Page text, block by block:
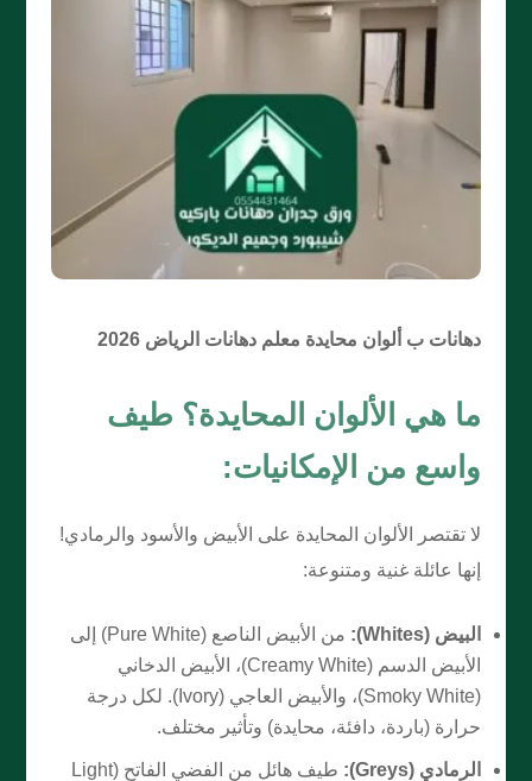
دهانات ب ألوان محايدة معلم دهانات الرياض 2026
ما هي الألوان المحايدة؟ طيف
واسع من الإمكانيات:
لا تقتصر الألوان المحايدة على الأبيض والأسود والرمادي!
إنها عائلة غنية ومتنوعة:
البيض (Whites):
من الأبيض الناصع (Pure White) إلى
الأبيض الدسم (Creamy White)، الأبيض الدخاني
(Smoky White)، والأبيض العاجي (Ivory). لكل درجة
حرارة (باردة، دافئة، محايدة) وتأثير مختلف.
الرمادي (Greys): طيف هائل من الفضي الفاتح (Light